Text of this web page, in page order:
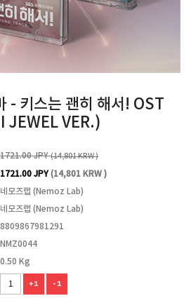
- 키스는 괜히 해서! OST
JEWEL VER.)
1721.00 JPY(14,801 KRW )
1721.00 JPY(14,801 KRW )
네모즈랩 (Nemoz Lab)
네모즈랩 (Nemoz Lab)
8809867981291
NMZ0044
0.50 Kg
+1 -1